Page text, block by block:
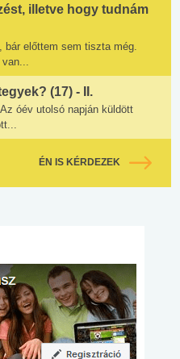
illetve hogy tudnám
bár előttem sem tiszta még.
(17) - II.
óév utolsó napján küldött
ÉN IS KÉRDEZEK